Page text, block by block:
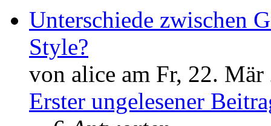
Unterschiede zwischen
Style?
von alice am Fr, 22.
Erster ungelesener